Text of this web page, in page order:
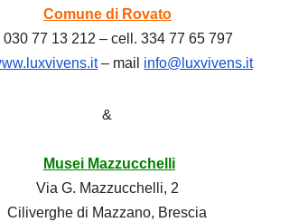
Comune di Rovato
030 77 13 212 – cell. 334 77 65 797
– mail info@luxvivens.it
&
Musei Mazzucchelli
Via G. Mazzucchelli, 2
Ciliverghe di Mazzano, Brescia